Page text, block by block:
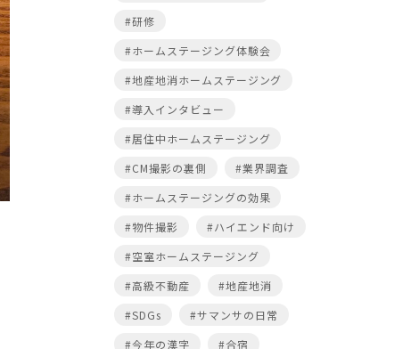
#研修
#ホームステージング体験会
#地産地消ホームステージング
#導入インタビュー
#居住中ホームステージング
#CM撮影の裏側
#業界調査
#ホームステージングの効果
#物件撮影
#ハイエンド向け
#空室ホームステージング
#高級不動産
#地産地消
#SDGs
#サマンサの日常
#今年の漢字
#合宿